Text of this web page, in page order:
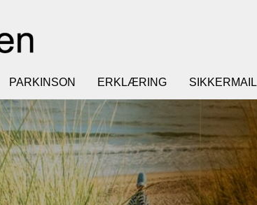
PARKINSON ERKLÆRING SIKKERMAIL